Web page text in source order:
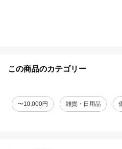
この商品のカテゴリー
〜10,000円 雑貨・日用品